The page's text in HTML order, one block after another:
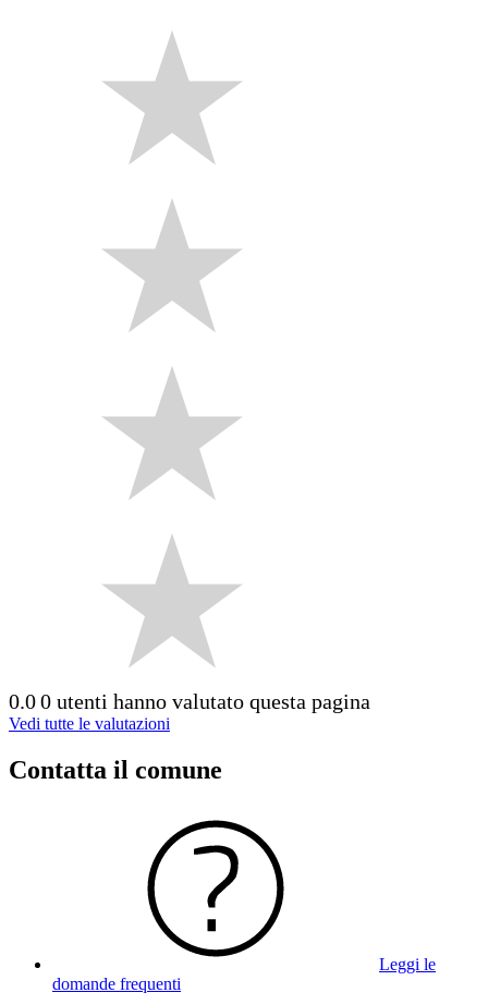
0.00 utenti hanno valutato questa pagina
Vedi tutte le valutazioni
Contatta il comune
Leggi le
domande frequenti